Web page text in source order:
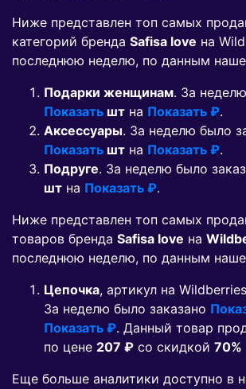
Ниже представлен топ самых
категорий бренда Safisa love на
последнюю неделю, по данным
Подарки женщинам. За
Показать шт на Показать ₽.
Аксессуары. За неделю было
Показать шт на Показать ₽.
Подруге. За неделю было
шт на Показать ₽.
Ниже представлен топ самых
товаров бренда Safisa love на
последнюю неделю, по данным
Цепочка, артикул на Wildberries
За неделю было заказано
Показать ₽. Данный товар
по цене 207 ₽ co скидкой 70%
Еще больше аналитики доступно в